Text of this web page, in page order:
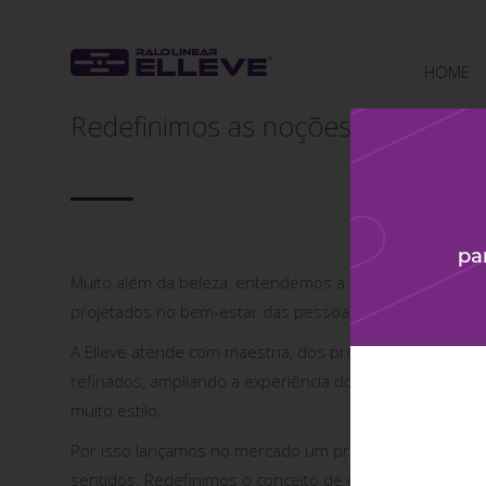
HOME
Redefinimos as noções de alto
Muito além da beleza, entendemos a fundo a
projetados no bem-estar das pessoas.
A Elleve atende com maestria, dos projetos mais
refinados, ampliando a experiência do ser com o seu
muito estilo.
Por isso lançamos no mercado um produto original e
sentidos. Redefinimos o conceito de escoamento de